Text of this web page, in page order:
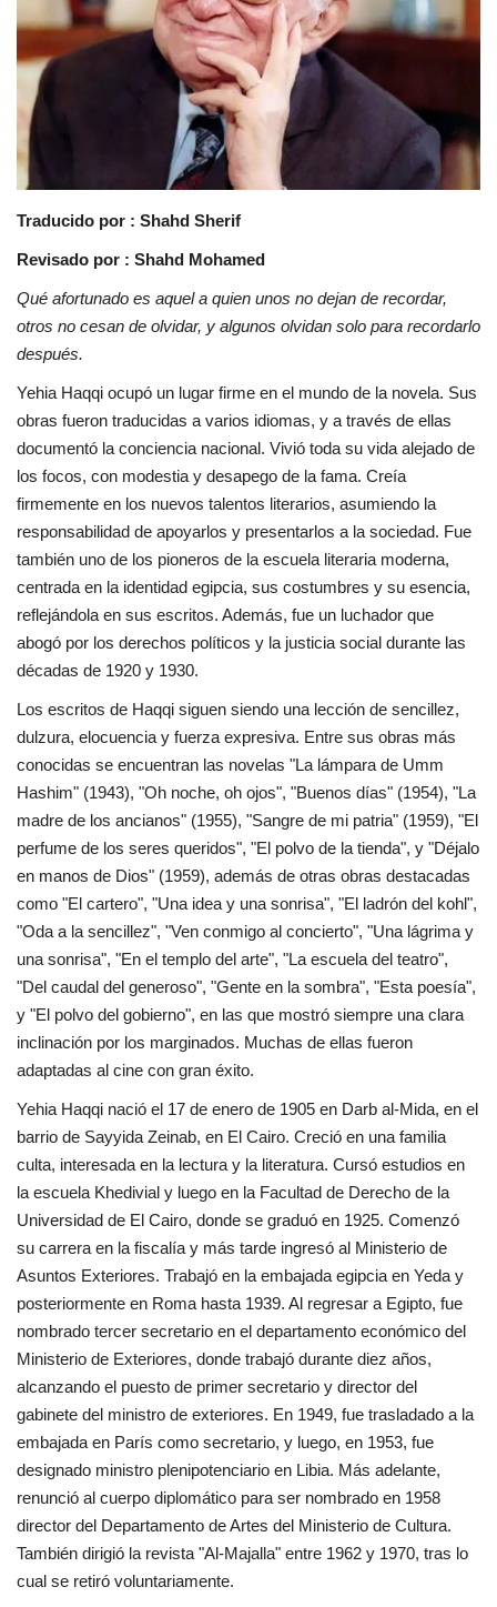
Movimiento Juvenil Nasser
Noticias
Nasser Fellowship para Leadership
Internacional
Nuestras Referencias
Ciudadano Global
Líderes
Documentos
Los colaboradores
Los patrocinios
Lengua
English Swahili español
French Arabic
Traducido por : Shahd Sherif
Revisado por : Shahd Mohamed
Qué afortunado es aquel a quien unos no dejan de recordar,
otros no cesan de olvidar, y algunos olvidan solo para recordarlo
después.
Yehia Haqqi ocupó un lugar firme en el mundo de la novela. Sus
obras fueron traducidas a varios idiomas, y a través de ellas
documentó la conciencia nacional. Vivió toda su vida alejado de
los focos, con modestia y desapego de la fama. Creía
firmemente en los nuevos talentos literarios, asumiendo la
responsabilidad de apoyarlos y presentarlos a la sociedad. Fue
también uno de los pioneros de la escuela literaria moderna,
centrada en la identidad egipcia, sus costumbres y su esencia,
reflejándola en sus escritos. Además, fue un luchador que
abogó por los derechos políticos y la justicia social durante las
décadas de 1920 y 1930.
Los escritos de Haqqi siguen siendo una lección de sencillez,
dulzura, elocuencia y fuerza expresiva. Entre sus obras más
conocidas se encuentran las novelas "La lámpara de Umm
Hashim" (1943), "Oh noche, oh ojos", "Buenos días" (1954), "La
madre de los ancianos" (1955), "Sangre de mi patria" (1959), "El
perfume de los seres queridos", "El polvo de la tienda", y "Déjalo
en manos de Dios" (1959), además de otras obras destacadas
como "El cartero", "Una idea y una sonrisa", "El ladrón del kohl",
"Oda a la sencillez", "Ven conmigo al concierto", "Una lágrima y
una sonrisa", "En el templo del arte", "La escuela del teatro",
"Del caudal del generoso", "Gente en la sombra", "Esta poesía",
y "El polvo del gobierno", en las que mostró siempre una clara
inclinación por los marginados. Muchas de ellas fueron
adaptadas al cine con gran éxito.
Yehia Haqqi nació el 17 de enero de 1905 en Darb al-Mida, en el
barrio de Sayyida Zeinab, en El Cairo. Creció en una familia
culta, interesada en la lectura y la literatura. Cursó estudios en
la escuela Khedivial y luego en la Facultad de Derecho de la
Universidad de El Cairo, donde se graduó en 1925. Comenzó
su carrera en la fiscalía y más tarde ingresó al Ministerio de
Asuntos Exteriores. Trabajó en la embajada egipcia en Yeda y
posteriormente en Roma hasta 1939. Al regresar a Egipto, fue
nombrado tercer secretario en el departamento económico del
Ministerio de Exteriores, donde trabajó durante diez años,
alcanzando el puesto de primer secretario y director del
gabinete del ministro de exteriores. En 1949, fue trasladado a la
embajada en París como secretario, y luego, en 1953, fue
designado ministro plenipotenciario en Libia. Más adelante,
renunció al cuerpo diplomático para ser nombrado en 1958
director del Departamento de Artes del Ministerio de Cultura.
También dirigió la revista "Al-Majalla" entre 1962 y 1970, tras lo
cual se retiró voluntariamente.